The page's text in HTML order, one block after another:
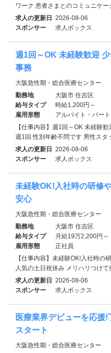
ワーク 患者さまとのコミュニケー
求人の更新日 2026-08-06
スポンサー
求人ボックス
週1回～OK 未経験歓迎
事務
大阪急性期・総合医療センター
勤務地
大阪市 住吉区
給与タイプ
時給1,200円～
雇用形態
アルバイト・パート
【仕事内容】週1回～OK 未経験
週1回 性別年齢不問です 男性スタ
求人の更新日 2026-08-06
スポンサー
求人ボックス
未経験OK!入社時の研修
安心
大阪急性期・総合医療センター
勤務地
大阪市 住吉区
給与タイプ
月給19万2,200円～
雇用形態
正社員
【仕事内容】未経験OK!入社時の
人気の土日祝休み メリハリつけて
求人の更新日 2026-08-06
スポンサー
求人ボックス
医療業界デビューを応援
スタート
大阪急性期・総合医療センター